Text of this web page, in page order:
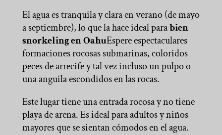
El agua es tranquila y clara en verano (de mayo
a septiembre), lo que la hace ideal parabien
snorkeling en OahuEspere espectaculares
formaciones rocosas submarinas, coloridos
peces de arrecife y tal vez incluso un pulpo o
una anguila escondidos en las rocas.
Este lugar tiene una entrada rocosa y no tiene
playa de arena. Es ideal para adultos y niños
mayores que se sientan cómodos en el agua.